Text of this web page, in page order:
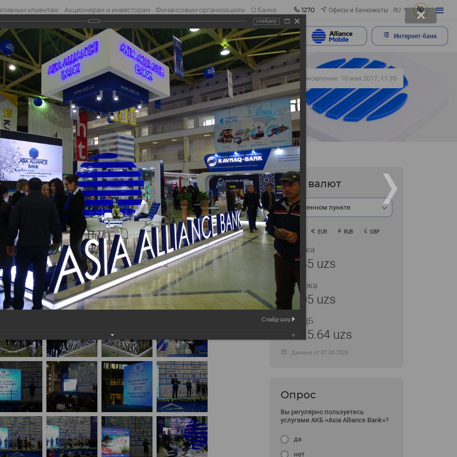
клиентам Акционерам и инвесторам Финансовым организациям О банке 1270 Офисы и банкоматы RU
обращение Отправить обращение Интернет-банк
377 Обновление: 10 мая 2017, 11:35
Курс валют
В обменном пункте
USD EUR RUB GBP
Покупка
11935 uzs
Продажа
12005 uzs
Курс ЦБ
11915.64 uzs
Данные от 07.08.2026
Опрос
Вы регулярно пользуетесь
услугами АКБ «Asia Alliance Bank»?
да
нет
слайдер
Слайд-шоу: